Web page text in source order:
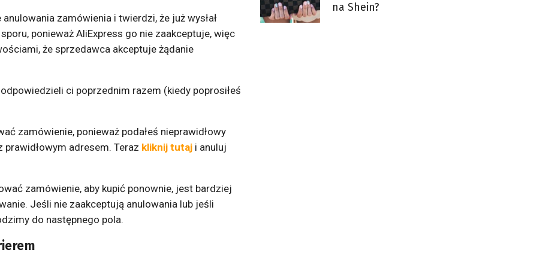
zamówienia i twierdzi, że już wysłał
ponieważ AliExpress go nie zaakceptuje, więc
że sprzedawca akceptuje żądanie
ci poprzednim razem (kiedy poprosiłeś
zamówienie, ponieważ podałeś nieprawidłowy
adresem. Teraz kliknij tutaj i anuluj
zamówienie, aby kupić ponownie, jest bardziej
Jeśli nie zaakceptują anulowania lub jeśli
do następnego pola.
na Shein?